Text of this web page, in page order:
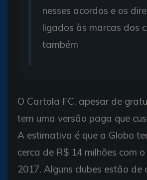
nesses acordos e os
ligados às marcas dos
também
O Cartola FC, apesar de
tem uma versão paga que
A estimativa é que a Globo
cerca de R$ 14 milhões com
2017. Alguns clubes estão de